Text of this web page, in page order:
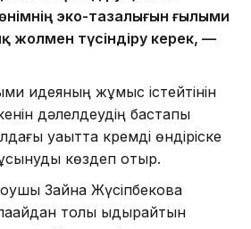
эко-тазалығын ғылыми
жолмен түсіндіру керек, —
идеяның жұмыс істейтінін
дәлелдеудің бастапқы
уақытта кремді өндіріске
ұсынуды көздеп отыр.
Зайна Жүсіпбекова
толық ыдырайтын